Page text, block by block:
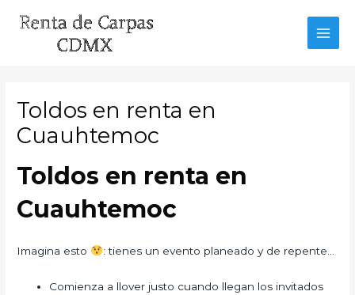
Toldos en renta en
Cuauhtemoc
Toldos en renta en
Cuauhtemoc
Imagina esto : tienes un evento planeado y de repente…
Comienza a llover justo cuando llegan los invitados